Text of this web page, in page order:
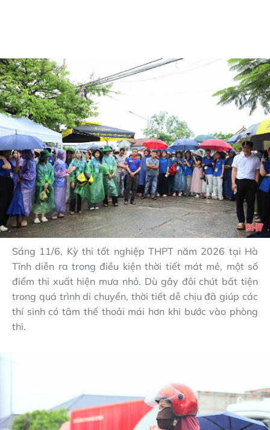
Sáng 11/6, Kỳ thi tốt nghiệp THPT năm 2026 tại Hà
Tĩnh diễn ra trong điều kiện thời tiết mát mẻ, một số
điểm thi xuất hiện mưa nhỏ. Dù gây đôi chút bất tiện
trong quá trình di chuyển, thời tiết dễ chịu đã giúp các
thí sinh có tâm thế thoải mái hơn khi bước vào phòng
thi.